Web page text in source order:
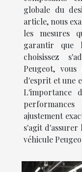
globale du
article, nous
les mesures
garantir que
choisissez
Peugeot,
d'esprit et une
L'importance
ajustement
s'agit
véhicule